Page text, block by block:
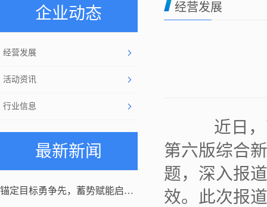
企业动态
经营发展
活动资讯
行业信息
最新新闻
锚定目标勇争先，蓄势赋能启新程
经营发展
近日，西
第六版综合
题，深入报
效。此次报